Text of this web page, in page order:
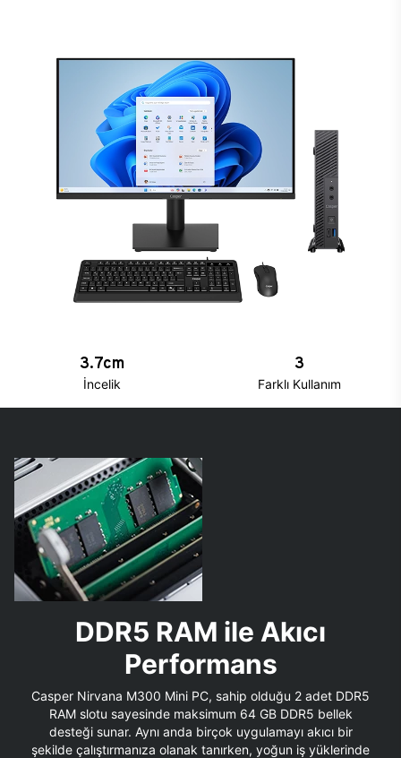
3.7cm
İncelik
3
Farklı Kullanım
DDR5 RAM ile Akıcı
Performans
Casper Nirvana M300 Mini PC, sahip olduğu 2 adet DDR5
RAM slotu sayesinde maksimum 64 GB DDR5 bellek
desteği sunar. Aynı anda birçok uygulamayı akıcı bir
şekilde çalıştırmanıza olanak tanırken, yoğun iş yüklerinde